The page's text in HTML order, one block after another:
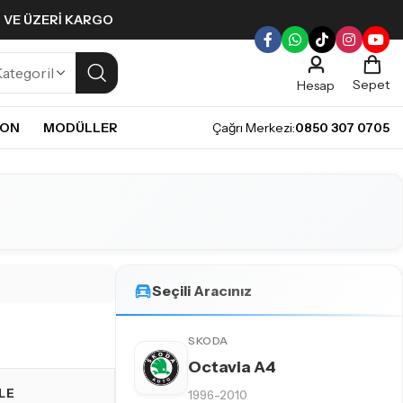
ÜZERI KARGO
Hesap
Sepet
MODÜLLER Çağrı Merkezi:0850 307 0705
Seçili Aracınız
SKODA
Octavia A4
1996-2010